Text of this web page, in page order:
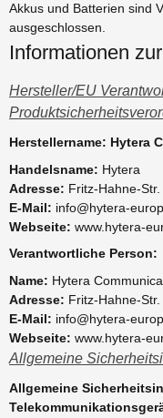
Akkus und Batterien sind
ausgeschlossen.
Informationen
Hersteller/EU
Herstellername: Hytera
Handelsname: Hytera
Adresse: Fritz-Hahne-
E-Mail: info@hytera-
Webseite: www.hytera-
Verantwortliche Person:
Name: Hytera
Adresse: Fritz-Hahne-
E-Mail: info@hytera-
Webseite: www.hytera-
Allgemeine
Allgemeine